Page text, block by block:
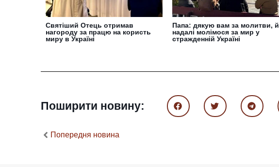
Святіший Отець отримав
нагороду за працю на користь
миру в Україні
Папа: дякую вам за молитви, й
надалі молімося за мир у
стражденній Україні
Поширити новину:
Попередня новина